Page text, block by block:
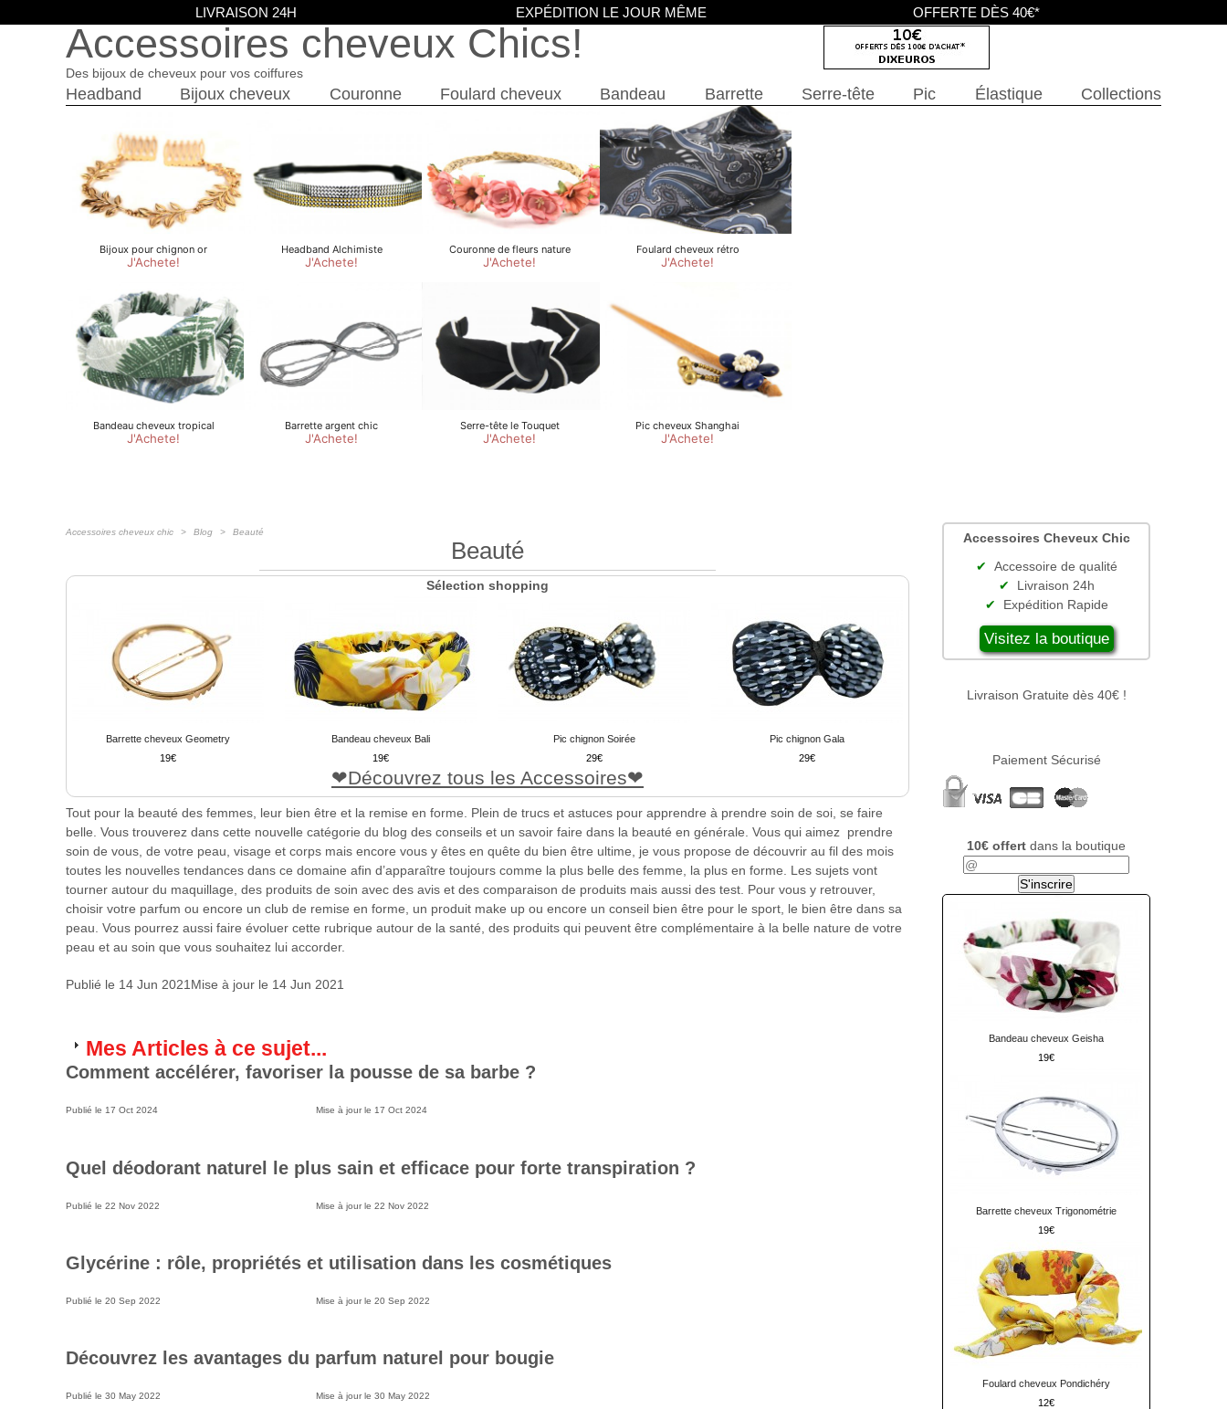
Accessoires cheveux Chics
Des bijoux de cheveux pour vos coiffures
Headband Bijoux cheveux Couronne Foulard cheveux Bandeau Barrette Serre-tête Pic Élastique Collections
Accessoires cheveux chic Blog Beauté
Beauté
Sélection shopping
Barrette cheveux Geometry
19
Bandeau cheveux Bali
19
Pic chignon Soirée
29
Pic chignon Gala
29
Découvrez tous les Accessoires
Tout pour la beauté des femmes, leur bien être et la remise en forme. Plein de trucs et astuces pour apprendre à prendre soin de soi, se faire
belle. Vous trouverez dans cette nouvelle catégorie du blog des conseils et un savoir faire dans la beauté en générale. Vous qui aimez prendre
soin de vous, de votre peau, visage et corps mais encore vous y êtes en quête du bien être ultime, je vous propose de découvrir au fil des mois
toutes les nouvelles tendances dans ce domaine afin d’apparaître toujours comme la plus belle des femme, la plus en forme. Les sujets vont
tourner autour du maquillage, des produits de soin avec des avis et des comparaison de produits mais aussi des test. Pour vous y retrouver,
choisir votre parfum ou encore un club de remise en forme, un produit make up ou encore un conseil bien être pour le sport, le bien être dans sa
peau. Vous pourrez aussi faire évoluer cette rubrique autour de la santé, des produits qui peuvent être complémentaire à la belle nature de votre
peau et au soin que vous souhaitez lui accorder.
Publié le 14 Jun 2021 Mise à jour le 14 Jun 2021
Mes Articles à ce sujet...
Comment accélérer, favoriser la pousse de sa barbe ?
Publié le 17 Oct 2024 Mise à jour le 17 Oct 2024
Quel déodorant naturel le plus sain et efficace pour forte transpiration ?
Publié le 22 Nov 2022 Mise à jour le 22 Nov 2022
Glycérine : rôle, propriétés et utilisation dans les cosmétiques
Publié le 20 Sep 2022 Mise à jour le 20 Sep 2022
Découvrez les avantages du parfum naturel pour bougie
Publié le 30 May 2022 Mise à jour le 30 May 2022
Accessoires Cheveux Chic
Accessoire de qualité
Livraison 24h
Expédition Rapide
Visitez la boutique
Livraison Gratuite dès 40€ !
Paiement Sécurisé
10€ offert dans la boutique
Bandeau cheveux Geisha
19
Barrette cheveux Trigonométrie
19
Foulard cheveux Pondichéry
12
LIVRAISON 24H EXPÉDITION LE JOUR MÊME OFFERTE DÈS 40€*